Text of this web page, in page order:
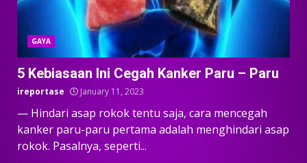
GAYA
5 Kebiasaan Ini Cegah Kanker Paru – Paru
ireportase January 11, 2023
— Hindari asap rokok tentu saja, cara mencegah
kanker paru-paru pertama adalah menghindari asap
rokok. Pasalnya, seperti...